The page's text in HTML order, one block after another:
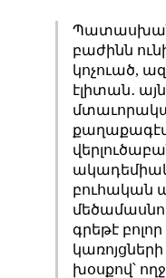
բաժինն
կոչուած,
էլիտան․ այն
բուհական
գրեթէ
խօսքով՝